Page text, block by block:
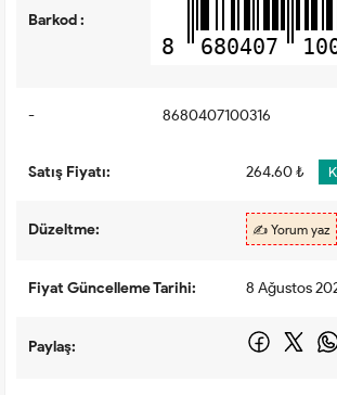
Barkod :
8 680407
- 8680407100316
Satış Fiyatı: 264.60 ₺
Düzeltme: ✍️ Yorum yaz
Fiyat Güncelleme Tarihi: 8 Ağustos
Paylaş: